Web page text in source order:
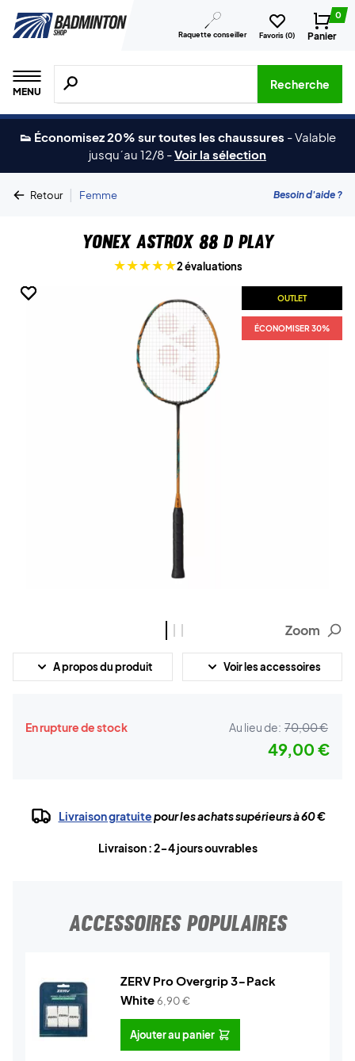
Raquette conseiller Favoris (0)
0
Panier
MENU
Recherche de produits, de marques, etc.
Recherche
👟 Économisez 20% sur toutes les chaussures -Valable
jusqu´au 12/8 -Voir la sélection
Retour | Femme Besoin d'aide ?
Yonex Astrox 88 D Play
2 évaluations
OUTLET
ÉCONOMISER 30%
OUTLET
ÉCONOMISER 30%
OUTLET
ÉCONOMISER 30%
Zoom
A propos du produit Voir les accessoires
En rupture de stock Au lieu de: 70,00 €
49,00 €
Livraison gratuitepour les achats supérieurs à 60 €
Livraison : 2-4 jours ouvrables
ACCESSOIRES POPULAIRES
ZERV Pro Overgrip 3-Pack
White6,90€
Ajouter au panier